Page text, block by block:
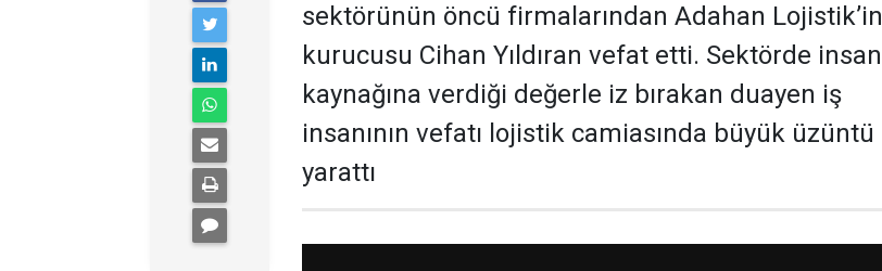
sektörünün öncü firmalarından Adahan Lojistik’in
kurucusu Cihan Yıldıran vefat etti. Sektörde insan
kaynağına verdiği değerle iz bırakan duayen iş
insanının vefatı lojistik camiasında büyük üzüntü
yarattı